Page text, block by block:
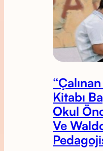
Kitabı
Okul
Ve